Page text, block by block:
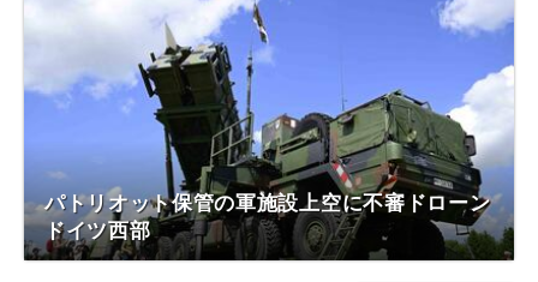
パトリオット保管の軍施設上空に不審ドローン
ドイツ西部